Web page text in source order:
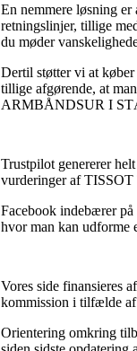
En nemmere løsning
retningslinjer, tillige
du møder
Dertil støtter vi at køber
tillige afgørende, at
ARMBÅNDSUR I
Trustpilot genererer
vurderinger af
Facebook indebærer
hvor man kan udforme
Vores side finansieres
kommission i tilfælde af
Orientering omkring